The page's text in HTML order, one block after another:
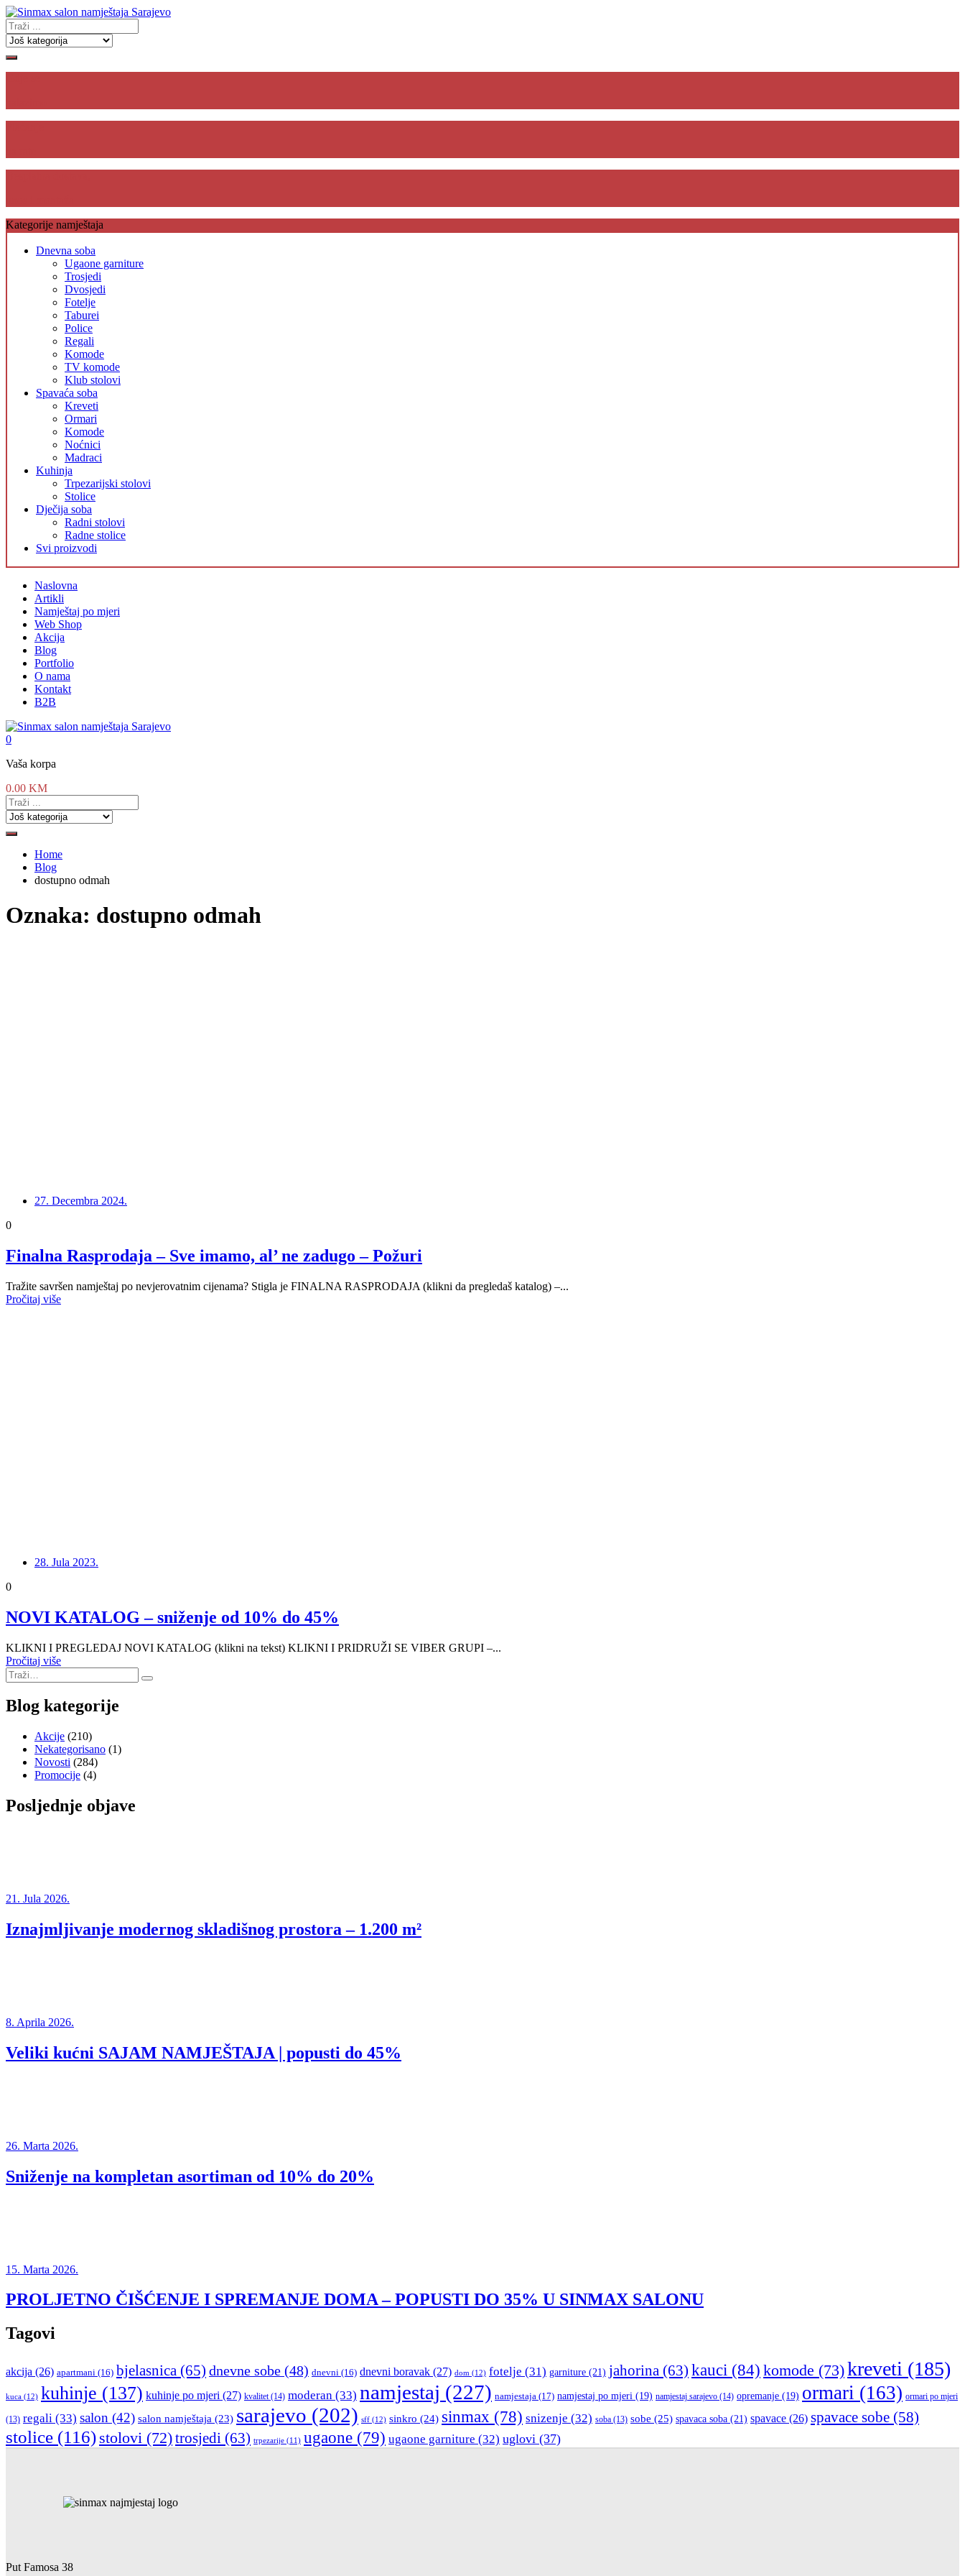
Kategorije namještaja
Dnevna soba
Ugaone garniture
Trosjedi
Dvosjedi
Fotelje
Taburei
Police
Regali
Komode
TV komode
Klub stolovi
Spavaća soba
Kreveti
Ormari
Komode
Noćnici
Madraci
Kuhinja
Trpezarijski stolovi
Stolice
Dječija soba
Radni stolovi
Radne stolice
Svi proizvodi
Naslovna
Artikli
Namještaj po mjeri
Web Shop
Akcija
Blog
Portfolio
O nama
Kontakt
B2B
0
Vaša korpa
0.00 KM
Home
Blog
dostupno odmah
Oznaka: dostupno odmah
27. Decembra 2024.
0
Finalna Rasprodaja – Sve imamo, al’ ne zadugo – Požuri
Tražite savršen namještaj po nevjerovatnim cijenama? Stigla je FINALNA RASPRODAJA (klikni da pregledaš katalog) –...
Pročitaj više
28. Jula 2023.
0
NOVI KATALOG – sniženje od 10% do 45%
KLIKNI I PREGLEDAJ NOVI KATALOG (klikni na tekst) KLIKNI I PRIDRUŽI SE VIBER GRUPI –...
Pročitaj više
Blog kategorije
Akcije (210)
Nekategorisano (1)
Novosti (284)
Promocije (4)
Posljednje objave
21. Jula 2026.
Iznajmljivanje modernog skladišnog prostora – 1.200 m²
8. Aprila 2026.
Veliki kućni SAJAM NAMJEŠTAJA | popusti do 45%
26. Marta 2026.
Sniženje na kompletan asortiman od 10% do 20%
15. Marta 2026.
PROLJETNO ČIŠĆENJE I SPREMANJE DOMA – POPUSTI DO 35% U SINMAX SALONU
Tagovi
akcija (26) apartmani (16) bjelasnica (65) dnevne sobe (48) dnevni (16) dnevni boravak (27) dom (12) fotelje (31) garniture (21) jahorina (63) kauci (84) komode (73)kreveti (185)
kuca (12) kuhinje (137) kuhinje po mjeri (27) kvalitet(14) moderan (33) namjestaj (227) namjestaja (17) namjestaj po mjeri (19) namjestaj sarajevo (14) opremanje (19) ormari (163) ormari po mjeri
(13) regali (33) salon (42) salon namještaja (23) sarajevo (202) sff (12) sinkro (24) sinmax (78) snizenje (32) soba (13) sobe (25) spavaca soba (21) spavace (26) spavace sobe (58)
stolice (116) stolovi (72)trosjedi (63) trpezarije (11) ugaone (79) ugaone garniture (32) uglovi (37)
Put Famosa 38